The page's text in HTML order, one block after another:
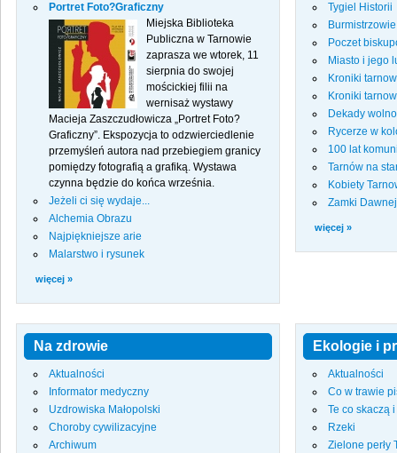
Portret Foto?Graficzny
Miejska Biblioteka
Publiczna w Tarnowie
zaprasza we wtorek, 11
sierpnia do swojej
mościckiej filii na
wernisaż wystawy
Macieja Zaszczudłowicza „Portret Foto?
Graficzny”. Ekspozycja to odzwierciedlenie
przemyśleń autora nad przebiegiem granicy
pomiędzy fotografią a grafiką. Wystawa
czynna będzie do końca września.
Jeżeli ci się wydaje...
Alchemia Obrazu
Najpiękniejsze arie
Malarstwo i rysunek
więcej »
Tygiel Historii
Poczet
Miasto i jego
Kroniki
Kroniki
Dekady
Rycerze w
100 lat
Tarnów na
Kobiety
Zamki
więcej »
Na zdrowie
Aktualności
Informator medyczny
Uzdrowiska Małopolski
Choroby cywilizacyjne
Archiwum
Ekologie i
Aktualności
Co w trawie
Te co skaczą
Rzeki
Zielone perły